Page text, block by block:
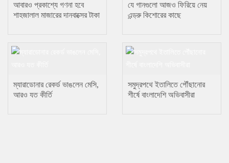
আবারও প্রকাশ্যে গণনা হবে
শাহজালাল মাজারের দানবাক্সের টাকা
যে গানগুলো আজও ফিরিয়ে নেয়
এন্ড্রু কিশোরের কাছে
ম্যারাডোনার রেকর্ড ভাঙলেন মেসি,
আরও যত কীর্তি
সমুদ্রপথে ইতালিতে পৌঁছানোর
শীর্ষে বাংলাদেশি অভিবাসীরা